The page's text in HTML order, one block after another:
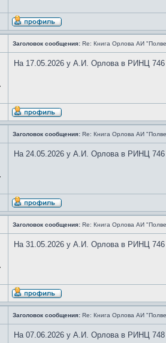
Заголовок сообщения: Re: Книга Орлова АИ
На 17.05.2026 у А.И. Орлова в РИНЦ 746
Заголовок сообщения: Re: Книга Орлова АИ
На 24.05.2026 у А.И. Орлова в РИНЦ 746
Заголовок сообщения: Re: Книга Орлова АИ
На 31.05.2026 у А.И. Орлова в РИНЦ 746
Заголовок сообщения: Re: Книга Орлова АИ
На 07.06.2026 у А.И. Орлова в РИНЦ 748